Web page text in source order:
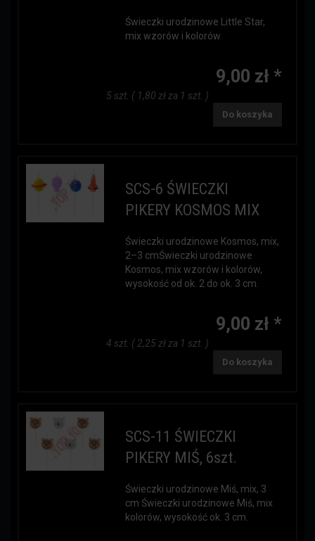
Świeczki urodzinowe Little Star,
mix wzorów i kolorów
9,00 zł *
5 szt. ( 1,80 zł za 1 szt. )
Do koszyka
SCS-6 ŚWIECZKI
PIKERY KOSMOS MIX
Świeczki urodzinowe Kosmos, mix,
2–3 cmŚwieczki urodzinowe
Kosmos, mix wzorów i kolorów,
wysokość od ok. 2 do ok. 3 cm.
9,00 zł *
4 szt. ( 2,25 zł za 1 szt. )
Do koszyka
SCS-11 ŚWIECZKI
PIKERY MIŚ, 6szt.
Świeczki urodzinowe Miś, mix, 3
cm Świeczki urodzinowe Miś, mix
kolorów, wysokość ok. 3 cm.